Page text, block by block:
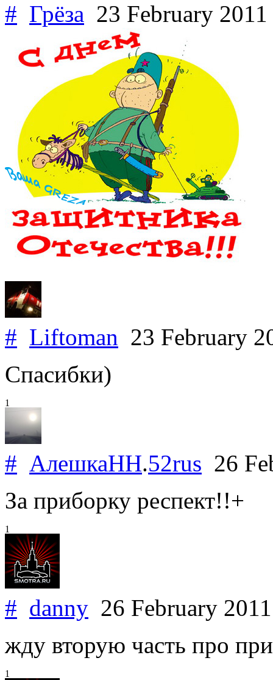
# Грёза 23 February 2011
# Liftoman 23 February
Спасибки)
1
# АлешкаНН.52rus 26
За приборку респект!!+
1
# danny 26 February
жду вторую часть про
1